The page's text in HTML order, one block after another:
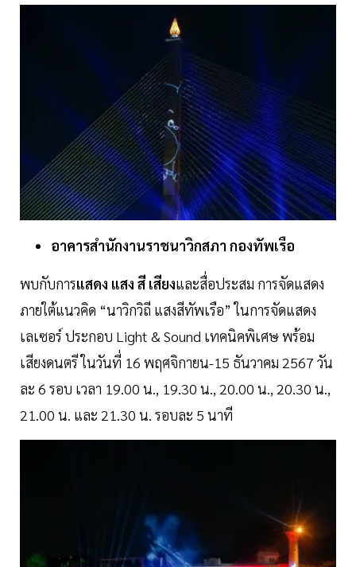
อาคารสำนักงานราชนาวิกสภา กองทัพเรือ
พบกับการแสดง แสง สี เสียงและสื่อประสม การจัดแสดง
ภายใต้แนวคิด “นาวิกวิถี แสงสีทัพเรือ” ในการจัดแสดง
เลเซอร์ ประกอบ Light & Sound เทคนิคพิเศษ พร้อม
เสียงดนตรี ในวันที่ 16 พฤศจิกายน-15 ธันวาคม 2567 วัน
ละ 6 รอบ เวลา 19.00 น., 19.30 น., 20.00 น., 20.30 น.,
21.00 น. และ 21.30 น. รอบละ 5 นาที